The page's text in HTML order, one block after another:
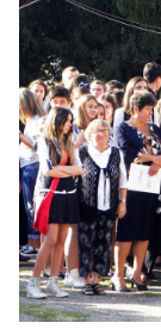
pericol. Pentru
administrează
30.000 lei și